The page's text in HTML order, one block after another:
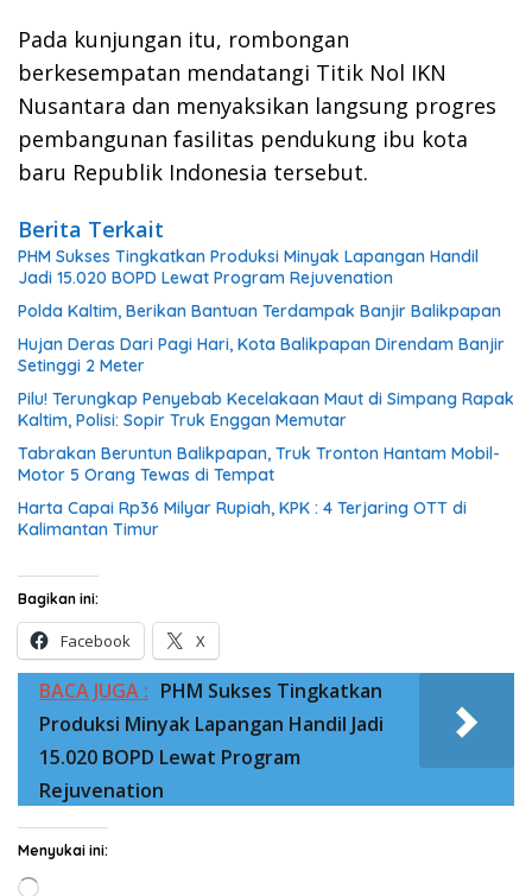
Pada kunjungan itu, rombongan
berkesempatan mendatangi Titik Nol IKN
Nusantara dan menyaksikan langsung progres
pembangunan fasilitas pendukung ibu kota
baru Republik Indonesia tersebut.
Berita Terkait
PHM Sukses Tingkatkan Produksi Minyak Lapangan Handil
Jadi 15.020 BOPD Lewat Program Rejuvenation
Polda Kaltim, Berikan Bantuan Terdampak Banjir Balikpapan
Hujan Deras Dari Pagi Hari, Kota Balikpapan Direndam Banjir
Setinggi 2 Meter
Pilu! Terungkap Penyebab Kecelakaan Maut di Simpang Rapak
Kaltim, Polisi: Sopir Truk Enggan Memutar
Tabrakan Beruntun Balikpapan, Truk Tronton Hantam Mobil-
Motor 5 Orang Tewas di Tempat
Harta Capai Rp36 Milyar Rupiah, KPK : 4 Terjaring OTT di
Kalimantan Timur
Bagikan ini:
Facebook X
BACA JUGA : PHM Sukses Tingkatkan
Produksi Minyak Lapangan Handil Jadi
15.020 BOPD Lewat Program
Rejuvenation
Menyukai ini:
Memuat...